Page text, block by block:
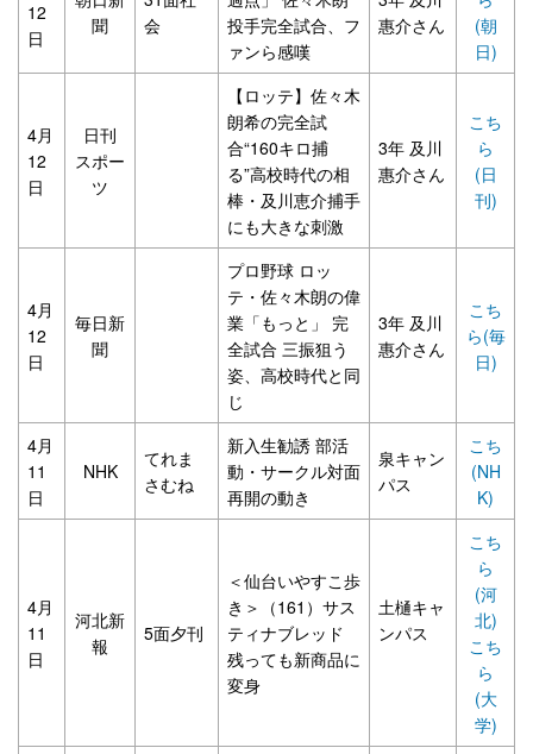
12
日
聞
会
投手完全試合、フ
ァンら感嘆
惠介さん
(朝
日)
4月
12
日
日刊
スポー
ツ
【ロッテ】佐々木
朗希の完全試
合“160キロ捕
る”高校時代の相
棒・及川恵介捕手
にも大きな刺激
3年 及川
惠介さん
こち
ら
(日
刊)
4月
12
日
毎日新
聞
プロ野球 ロッ
テ・佐々木朗の偉
業「もっと」 完
全試合 三振狙う
姿、高校時代と同
じ
3年 及川
惠介さん
こち
ら(毎
日)
4月
11
日
NHK
てれま
さむね
新入生勧誘 部活
動・サークル対面
再開の動き
泉キャン
パス
こち
(NH
K)
4月
11
日
河北新
報
5面夕刊
＜仙台いやすこ歩
き＞（161）サス
ティナブレッド
残っても新商品に
変身
土樋キャ
ンパス
こち
ら
(河
北)
こち
ら
(大
学)